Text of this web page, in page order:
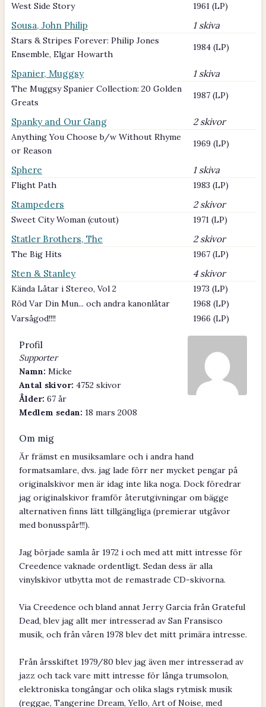
West Side Story
1961 (LP)
Sousa, John Philip 1 skiva
Stars & Stripes Forever: Philip Jones
Ensemble, Elgar Howarth
1984 (LP)
Spanier, Muggsy 1 skiva
The Muggsy Spanier Collection: 20 Golden
Greats
1987 (LP)
Spanky and Our Gang 2 skivor
Anything You Choose b/w Without Rhyme
or Reason
1969 (LP)
Sphere 1 skiva
Flight Path 1983 (LP)
Stampeders 2 skivor
Sweet City Woman (cutout) 1971 (LP)
Statler Brothers, The 2 skivor
The Big Hits 1967 (LP)
Sten & Stanley 4 skivor
Kända Låtar i Stereo, Vol 2
1973 (LP)
Röd Var Din Mun... och andra kanonlåtar
1968 (LP)
Varsågod!!!!
1966 (LP)
Profil
Supporter
Namn: Micke
Antal skivor: 4752 skivor
Ålder: 67 år
Medlem sedan: 18 mars 2008
Om mig
Är främst en musiksamlare och i andra hand
formatsamlare, dvs. jag lade förr ner mycket pengar på
originalskivor men är idag inte lika noga. Dock föredrar
jag originalskivor framför återutgivningar om bägge
alternativen finns lätt tillgängliga (premierar utgåvor
med bonusspår!!!).
Jag började samla år 1972 i och med att mitt intresse för
Creedence vaknade ordentligt. Sedan dess är alla
vinylskivor utbytta mot de remastrade CD-skivorna.
Via Creedence och bland annat Jerry Garcia från Grateful
Dead, blev jag allt mer intresserad av San Fransisco
musik, och från våren 1978 blev det mitt primära intresse.
Från årsskiftet 1979/80 blev jag även mer intresserad av
jazz och tack vare mitt intresse för långa trumsolon,
elektroniska tongångar och olika slags rytmisk musik
(reggae, Tangerine Dream, Yello, Art of Noise, med